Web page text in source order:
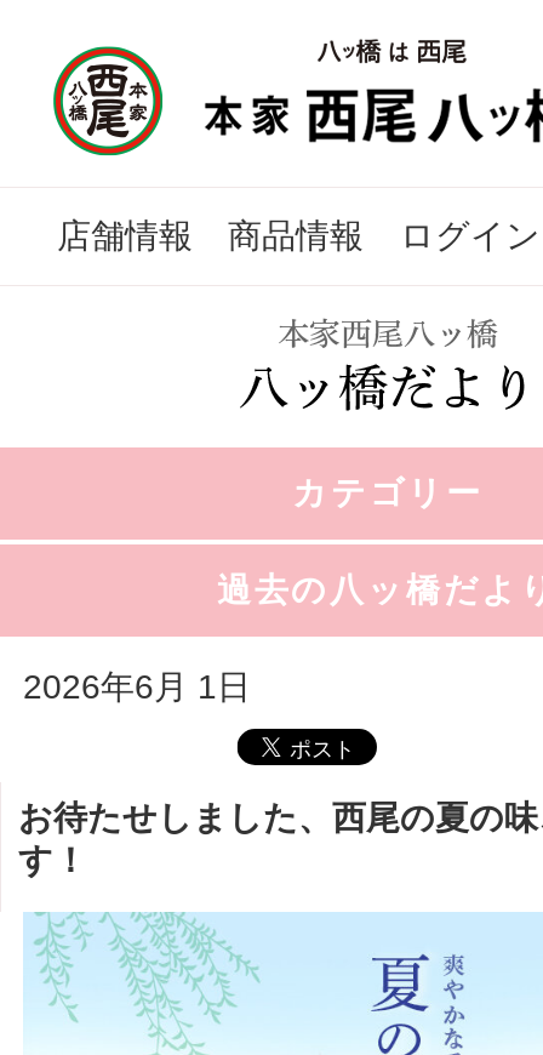
店舗情報 商品情報 ログイン
カテゴリー
過去の八ッ橋だよ
2026年6月 1日
お待たせしました、西尾の夏の
す！